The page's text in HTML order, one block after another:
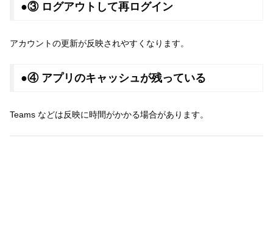
●③ ログアウトして再ログイン
アカウントの更新が反映されやすくなります。
●④ アプリのキャッシュが残っている
Teams などは反映に時間がかかる場合があります。